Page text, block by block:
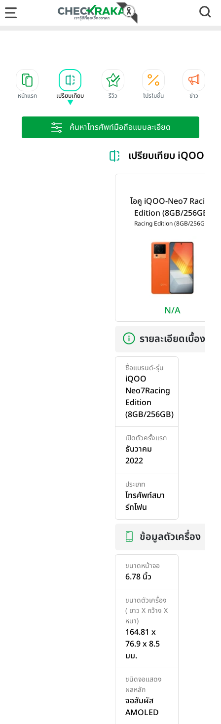
หน้าแรก เปรียบเทียบ รีวิว โปรโมชั่น ข่าว
ค้นหาโทรศัพท์มือถือแบบละเอียด
เปรียบเทียบ iQOO
ไอคู iQOO-Neo7 Racing
Edition (8GB/256GB)
Racing Edition (8GB/256GB)
N/A
รายละเอียดเบื้องต้น
ชื่อแบรนด์-รุ่น
iQOO
Neo7Racing
Edition
(8GB/256GB)
เปิดตัวครั้งแรก
ธันวาคม
2022
ประเภท
โทรศัพท์สมา
ร์ทโฟน
ข้อมูลตัวเครื่อง
ขนาดหน้าจอ
6.78 นิ้ว
ขนาดตัวเครื่อง
( ยาว X กว้าง X
หนา)
164.81 x
76.9 x 8.5
มม.
ชนิดจอแสดง
ผลหลัก
จอสัมผัส
AMOLED